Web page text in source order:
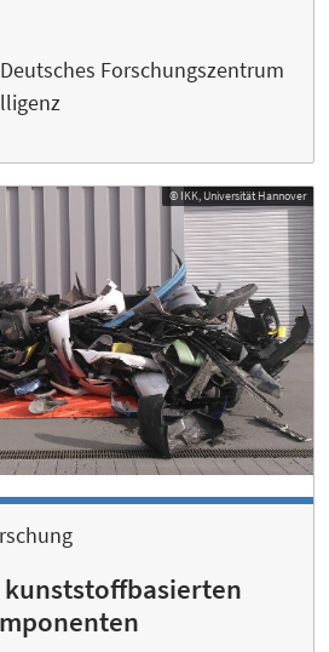
Forschungszentrum
© IKK, Universität Hannover
kunststoffbasierten